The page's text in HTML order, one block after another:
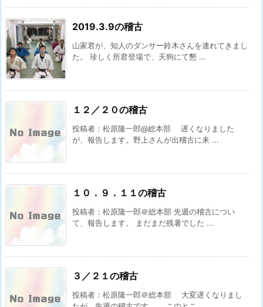
2019.3.9の稽古
山家君が、知人のダンサー鈴木さんを連れてきまし
た。 珍しく所君登場で、天狗にて懇 ...
１２／２０の稽古
投稿者：松原隆一郎@総本部 遅くなりました
が、報告します。野上さんが出稽古に来 ...
１０．９．１１の稽古
投稿者：松原隆一郎＠総本部 先週の稽古につい
て、報告します。 まだまだ残暑でした ...
３／２１の稽古
投稿者：松原隆一郎＠総本部 大変遅くなりまし